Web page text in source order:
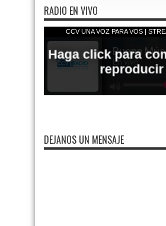
RADIO EN VIVO
DEJANOS UN MENSAJE